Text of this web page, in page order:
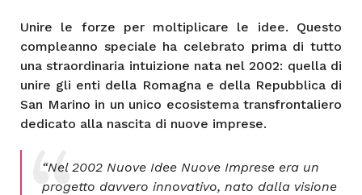
Unire le forze per moltiplicare le idee. Questo
compleanno speciale ha celebrato prima di tutto
una straordinaria intuizione nata nel 2002: quella di
unire gli enti della Romagna e della Repubblica di
San Marino in un unico ecosistema transfrontaliero
dedicato alla nascita di nuove imprese.
“Nel 2002 Nuove Idee Nuove Imprese era un
progetto davvero innovativo, nato dalla visione